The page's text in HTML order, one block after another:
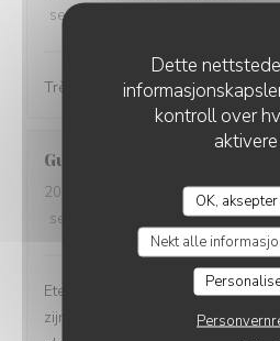
Dette
kontroll over
aktivere
OK,
Nekt alle
service
Très bien pas cher les serveurs
Guy
2026-03-14
- 20:00 - guests 4
service
ambience:4/5 menu:
Eten was top! Bediening is oké.
zijn haar en gsm bezig dan met
PICCOLO